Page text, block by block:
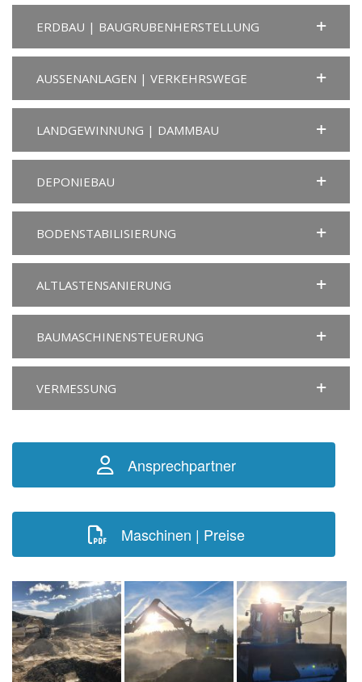
ERDBAU | BAUGRUBENHERSTELLUNG
AUSSENANLAGEN | VERKEHRSWEGE
LANDGEWINNUNG | DAMMBAU
DEPONIEBAU
BODENSTABILISIERUNG
ALTLASTENSANIERUNG
BAUMASCHINENSTEUERUNG
VERMESSUNG
Ansprechpartner
Maschinen | Preise